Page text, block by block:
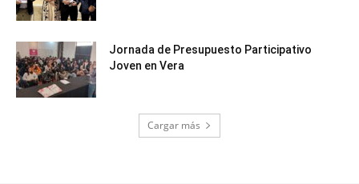
Jornada de Presupuesto Participativo
Joven en Vera
Cargar más